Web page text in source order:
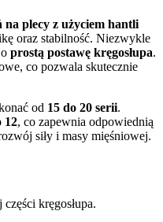
na plecy z użyciem hantli
oraz stabilność. Niezwykle
prostą postawę kręgosłupa.
co pozwala skutecznie
od 15 do 20 serii.
12, co zapewnia odpowiednią
siły i masy mięśniowej.
kręgosłupa.